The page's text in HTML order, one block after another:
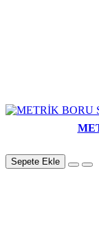
Sepete Ekle